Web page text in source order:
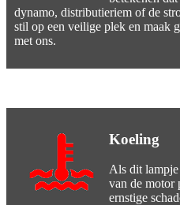
dynamo, distributieriem of de
stil op een veilige plek en maak
met ons.
Koeling
Als dit
van de motor
ernstige